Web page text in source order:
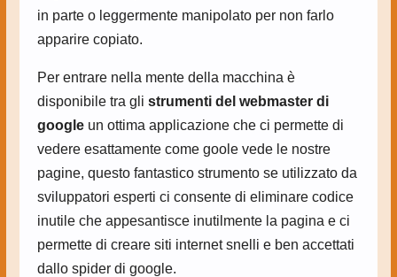
in parte o leggermente manipolato per non farlo
apparire copiato.
Per entrare nella mente della macchina è
disponibile tra gli strumenti del webmaster di
googleun ottima applicazione che ci permette di
vedere esattamente come goole vede le nostre
pagine, questo fantastico strumento se utilizzato da
sviluppatori esperti ci consente di eliminare codice
inutile che appesantisce inutilmente la pagina e ci
permette di creare siti internet snelli e ben accettati
dallo spider di google.